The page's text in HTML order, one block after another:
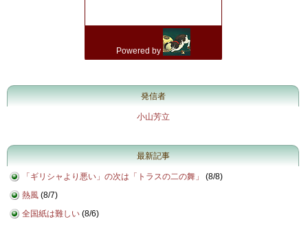
発信者
小山芳立
最新記事
「ギリシャより悪い」の次は「トラスの二の舞」 (8/8)
熱風 (8/7)
全国紙は難しい (8/6)